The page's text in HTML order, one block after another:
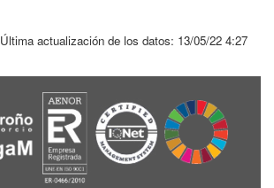
Última actualización de los datos: 13/05/22 4:27